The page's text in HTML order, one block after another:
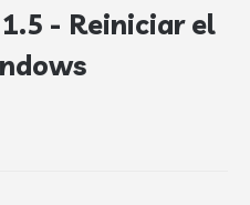
- Reiniciar el